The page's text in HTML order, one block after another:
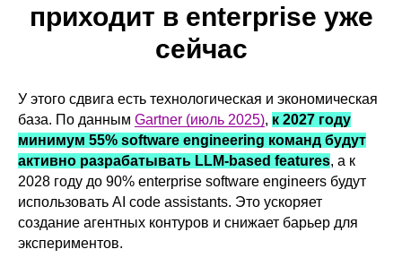
приходит в enterprise уже
сейчас
У этого сдвига есть технологическая и экономическая
база. По данным Gartner (июль 2025), к 2027 году
минимум 55% software engineering команд будут
активно разрабатывать LLM-based features, а к
2028 году до 90% enterprise software engineers будут
использовать AI code assistants. Это ускоряет
создание агентных контуров и снижает барьер для
экспериментов.